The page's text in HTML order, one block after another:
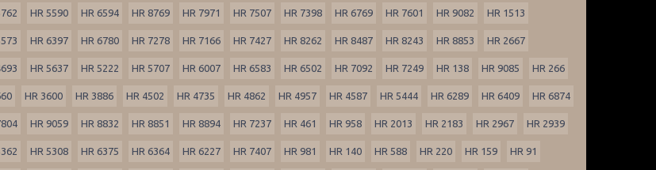
HR 5590 HR 6594 HR 8769 HR 7971 HR 7507 HR 7398 HR 6769 HR 7601 HR 9082 HR 1513
HR 6397 HR 6780 HR 7278 HR 7166 HR 7427 HR 8262 HR 8487 HR 8243 HR 8853 HR 2667
HR 5637 HR 5222 HR 5707 HR 6007 HR 6583 HR 6502 HR 7092 HR 7249 HR 138 HR 9085 HR 266
HR 3600 HR 3886 HR 4502 HR 4735 HR 4862 HR 4957 HR 4587 HR 5444 HR 6289 HR 6409 HR 6874
HR 9059 HR 8832 HR 8851 HR 8894 HR 7237 HR 461 HR 958 HR 2013 HR 2183 HR 2967 HR 2939
HR 5308 HR 6375 HR 6364 HR 6227 HR 7407 HR 981 HR 140 HR 588 HR 220 HR 159 HR 91